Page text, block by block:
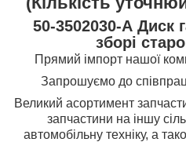
50-3502030-А Диск
зборі
Прямий імпорт нашої
Запрошуємо до співпраці
Великий асортимент
запчастини на іншу
автомобільну техніку, а